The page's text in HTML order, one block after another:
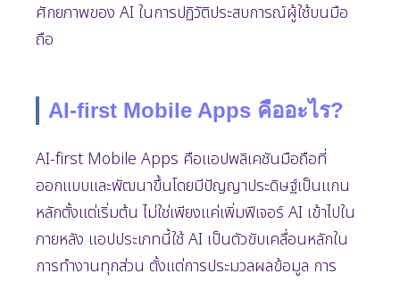
ศักยภาพของ AI ในการปฏิวัติประสบการณ์ผู้ใช้บนมือ
ถือ
AI-first Mobile Apps คืออะไร?
AI-first Mobile Apps คือแอปพลิเคชันมือถือที่
ออกแบบและพัฒนาขึ้นโดยมีปัญญาประดิษฐ์เป็นแกน
หลักตั้งแต่เริ่มต้น ไม่ใช่เพียงแค่เพิ่มฟีเจอร์ AI เข้าไปใน
ภายหลัง แอปประเภทนี้ใช้ AI เป็นตัวขับเคลื่อนหลักใน
การทำงานทุกส่วน ตั้งแต่การประมวลผลข้อมูล การ